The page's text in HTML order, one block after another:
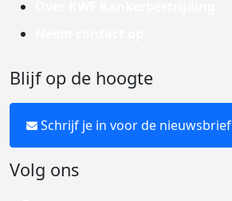
Blijf op de hoogte
Schrijf je in voor de nieuwsbrief
Volg ons